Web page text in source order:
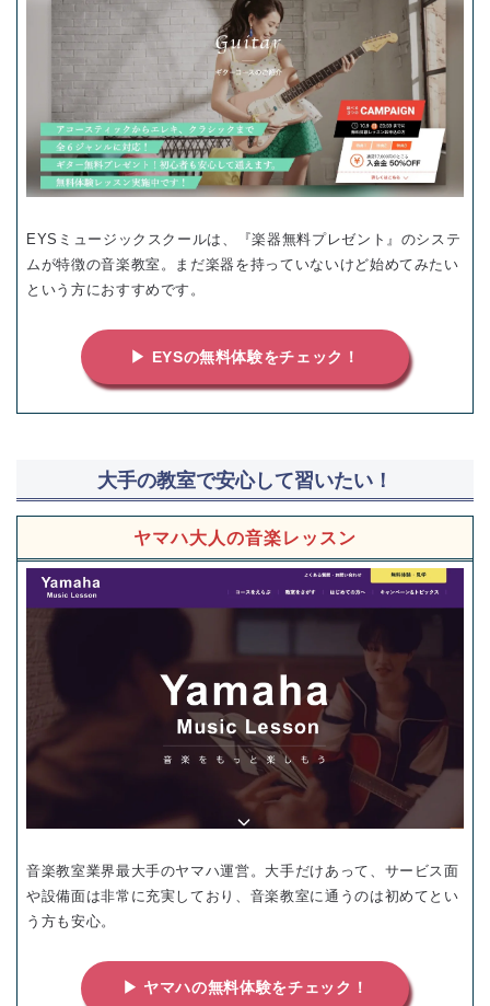
EYSミュージックスクールは、『楽器無料プレゼント』のシステ
ムが特徴の音楽教室。まだ楽器を持っていないけど始めてみたい
という方におすすめです。
▶ EYSの無料体験をチェック！
大手の教室で安心して習いたい！
ヤマハ大人の音楽レッスン
音楽教室業界最大手のヤマハ運営。大手だけあって、サービス面
や設備面は非常に充実しており、音楽教室に通うのは初めてとい
う方も安心。
▶ ヤマハの無料体験をチェック！